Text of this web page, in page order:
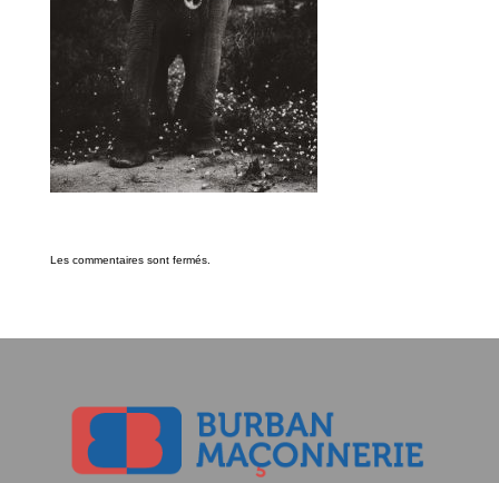
Les commentaires sont fermés.